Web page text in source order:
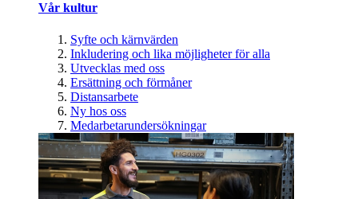
Vår kultur
Syfte och kärnvärden
Inkludering och lika möjligheter för alla
Utvecklas med oss
Ersättning och förmåner
Distansarbete
Ny hos oss
Medarbetarundersökningar